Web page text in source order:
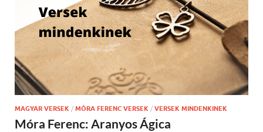
MAGYAR VERSEK / MÓRA FERENC VERSEK / VERSEK MINDENKINEK
Móra Ferenc: Aranyos Ágica